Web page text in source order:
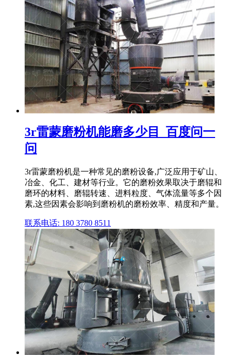
3r雷蒙磨粉机能磨多少目_百度问一
问
3r雷蒙磨粉机是一种常见的磨粉设备,广泛应用于矿山、
冶金、化工、建材等行业。它的磨粉效果取决于磨辊和
磨环的材料、磨辊转速、进料粒度、气体流量等多个因
素,这些因素会影响到磨粉机的磨粉效率、精度和产量。
联系电话: 180 3780 8511